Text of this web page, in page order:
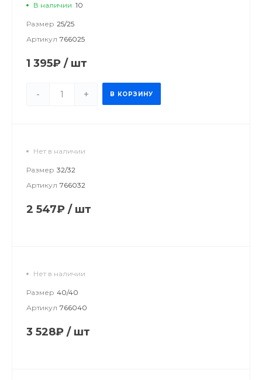
В наличии 10
Размер 25/25
Артикул 766025
1 395₽ / шт
- + В КОРЗИНУ
Нет в наличии
Размер 32/32
Артикул 766032
2 547₽ / шт
Нет в наличии
Размер 40/40
Артикул 766040
3 528₽ / шт